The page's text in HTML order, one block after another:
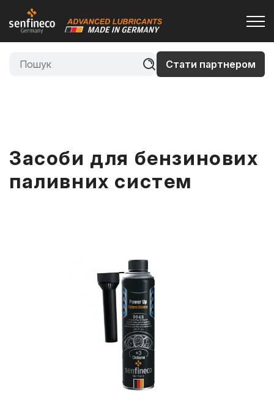
Стати партнером
Засоби для бензинових
паливних систем